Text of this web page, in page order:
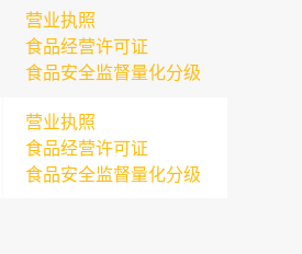
营业执照
食品经营许可证
食品安全监督量化分级
营业执照
食品经营许可证
食品安全监督量化分级